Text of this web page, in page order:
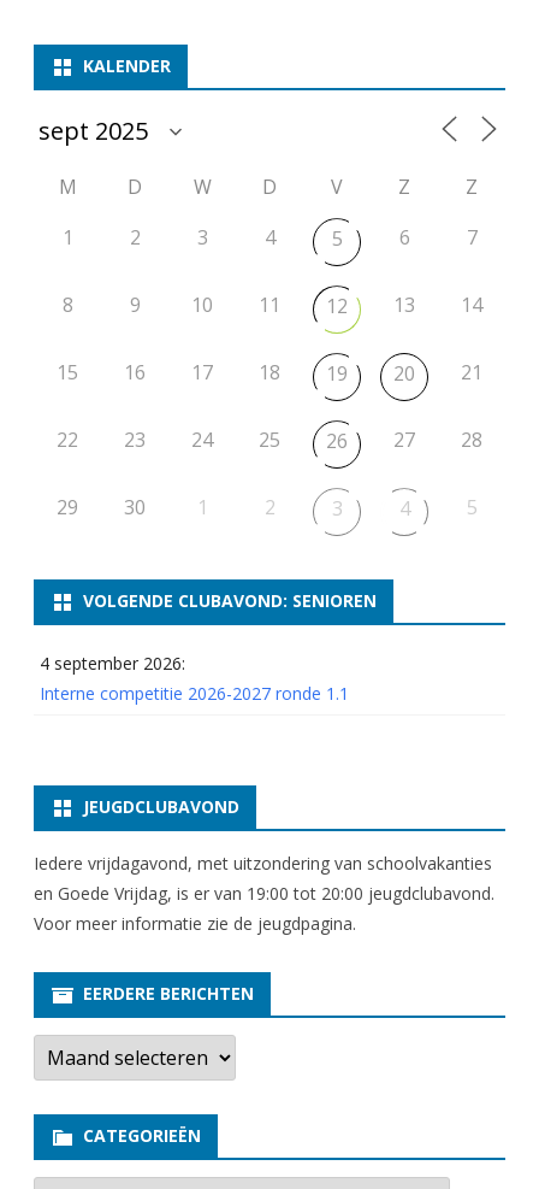
KALENDER
M D W D V Z
Z
1
2 3 4 5 6 7
8 9 10 11 12 13 14
15 16 17 18 19 20 21
22 23 24 25 26 27 28
29 30 1 2 3 4 5
VOLGENDE CLUBAVOND: SENIOREN
4 september 2026:
Interne competitie 2026-2027 ronde 1.1
JEUGDCLUBAVOND
Iedere vrijdagavond, met uitzondering van schoolvakanties
en Goede Vrijdag, is er van 19:00 tot 20:00 jeugdclubavond.
Voor meer informatie zie de jeugdpagina.
EERDERE BERICHTEN
E
r
e
e
b
CATEGORIEËN